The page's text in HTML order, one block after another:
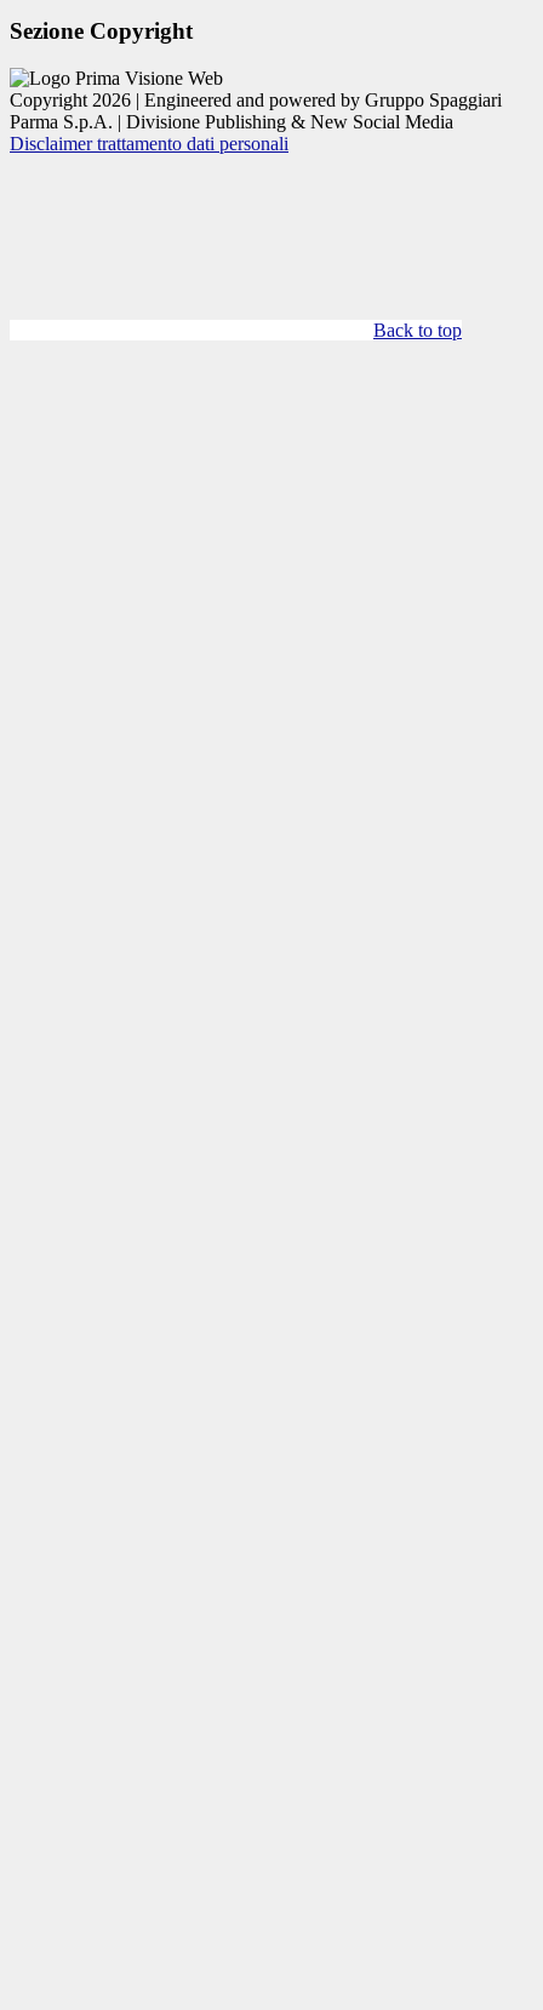
Sezione Copyright
Copyright 2026 | Engineered and powered by Gruppo Spaggiari
Parma S.p.A. | Divisione Publishing & New Social Media
Disclaimer trattamento dati personali
Back to top